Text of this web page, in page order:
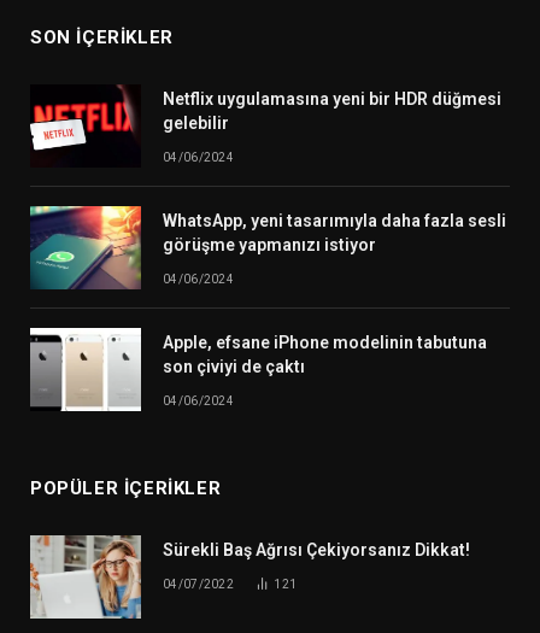
SON İÇERIKLER
Netflix uygulamasına yeni bir HDR düğmesi
gelebilir
04/06/2024
WhatsApp, yeni tasarımıyla daha fazla sesli
görüşme yapmanızı istiyor
04/06/2024
Apple, efsane iPhone modelinin tabutuna
son çiviyi de çaktı
04/06/2024
POPÜLER İÇERIKLER
Sürekli Baş Ağrısı Çekiyorsanız Dikkat!
04/07/2022 121